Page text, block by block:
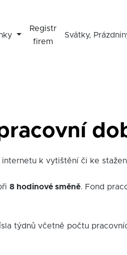
Registr
firem
Svátky,
k vytištění či ke
8 hodinové směně. Fond
týdnů včetně počtu